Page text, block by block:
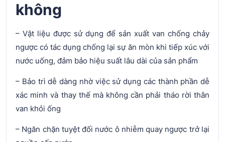
không
– Vật liệu được sử dụng để sản xuất van chống chảy
ngược có tác dụng chống lại sự ăn mòn khi tiếp xúc với
nước uống, đảm bảo hiệu suất lâu dài của sản phẩm
– Bảo trì dễ dàng nhờ việc sử dụng các thành phần dễ
xác minh và thay thế mà không cần phải tháo rời thân
van khỏi ống
– Ngăn chặn tuyệt đối nước ô nhiễm quay ngược trở lại